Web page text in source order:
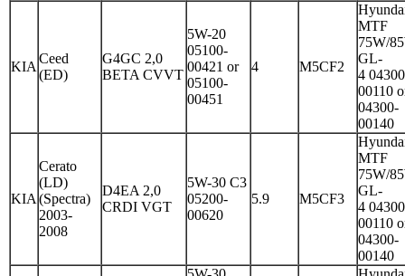
KIA
Ceed
(ED)
G4GC 2,0
BETA CVVT
5W-20
05100-
00421 or
05100-
00451
4 M5CF2
MTF
75W/
GL-
4
00110
04300-
00140
KIA
Cerato
(LD)
(Spectra)
2003-
2008
D4EA 2,0
CRDI VGT
5W-30 C3
05200-
00620
5.9 M5CF3
MTF
75W/
GL-
4
00110
04300-
00140